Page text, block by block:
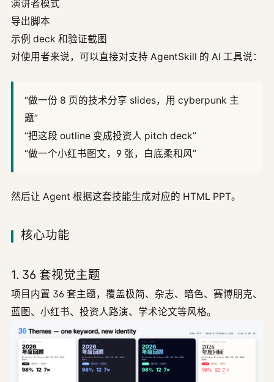
演讲者模式
导出脚本
示例 deck 和验证截图
对使用者来说，可以直接对支持 AgentSkill 的 AI 工具说：
“做一份 8 页的技术分享 slides，用 cyberpunk 主
题”
“把这段 outline 变成投资人 pitch deck”
“做一个小红书图文，9 张，白底柔和风”
然后让 Agent 根据这套技能生成对应的 HTML PPT。
核心功能
1. 36 套视觉主题
项目内置 36 套主题，覆盖极简、杂志、暗色、赛博朋克、
蓝图、小红书、投资人路演、学术论文等风格。